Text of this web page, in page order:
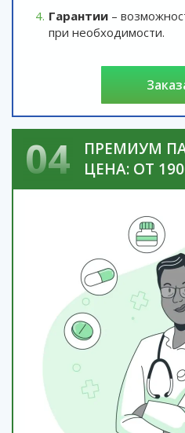
Гарантии –
при необходимости.
04
ПРЕМИУМ
ЦЕНА: ОТ